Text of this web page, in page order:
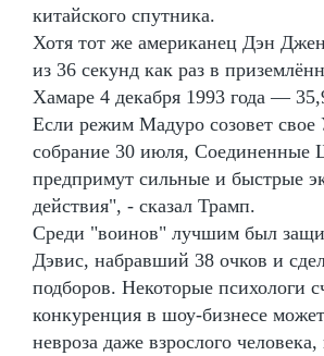
китайского спутника.
Хотя тот же американец Дэн
из 36 секунд как раз в
Хамаре 4 декабря 1993 года —
Если режим Мадуро созовет свое
собрание 30 июля, Соединенные
предпримут сильные и быстрые
действия", - сказал Трамп.
Среди "воинов" лучшим был
Дэвис, набравший 38 очков и
подборов. Некоторые психологи
конкуренция в шоу-бизнесе
невроза даже взрослого